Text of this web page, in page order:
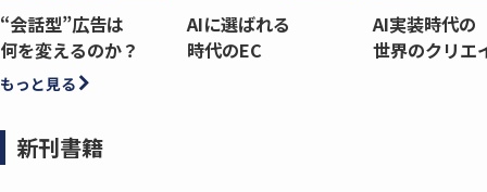
“会話型”広告は
何を変えるのか？
AIに選ばれる
時代のEC
AI実装時代の
世界のクリエ
もっと見る
新刊書籍